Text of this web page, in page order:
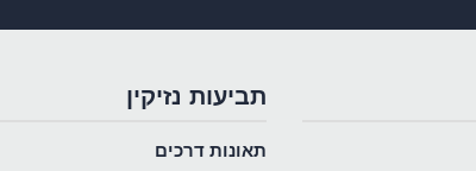
תביעות נזיקין
תאונות דרכים